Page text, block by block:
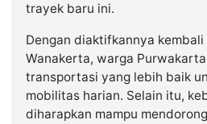
trayek baru ini.
Dengan diaktifkannya
Wanakerta, warga
transportasi yang lebih baik
mobilitas harian. Selain itu,
diharapkan mampu